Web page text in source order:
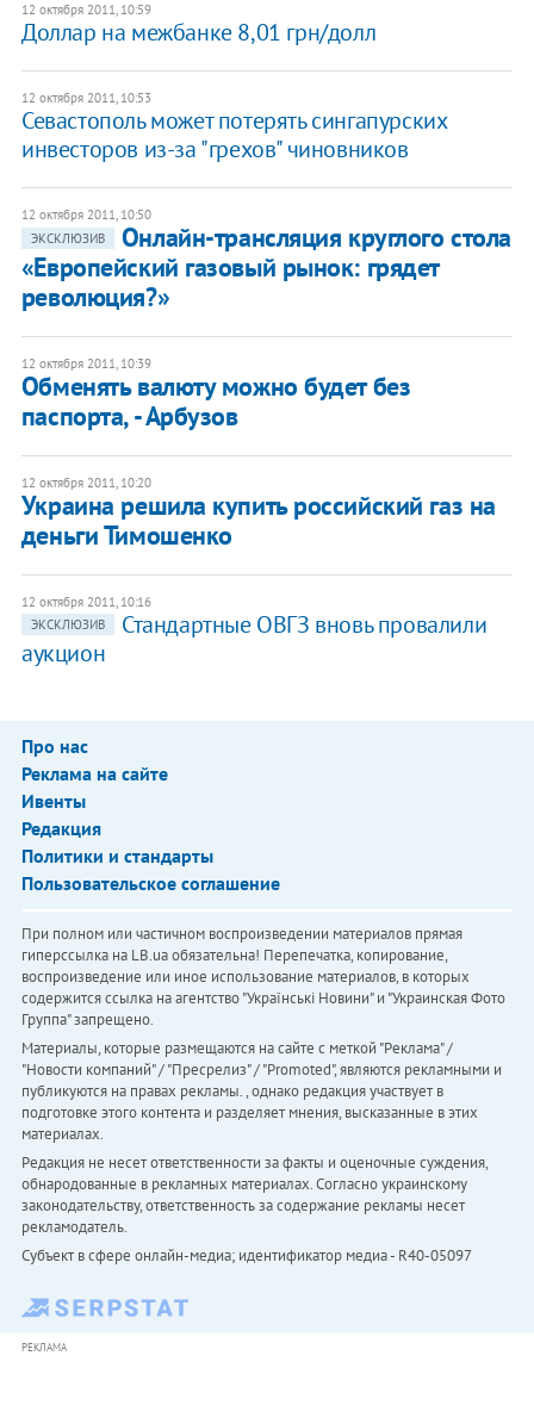
12 октября 2011, 10:59
Доллар на межбанке 8,01 грн/долл
12 октября 2011, 10:53
Севастополь может потерять сингапурских
инвесторов из-за "грехов" чиновников
12 октября 2011, 10:50
ЭКСКЛЮЗИВ
Онлайн-трансляция круглого стола
«Европейский газовый рынок: грядет
революция?»
12 октября 2011, 10:39
Обменять валюту можно будет без
паспорта, - Арбузов
12 октября 2011, 10:20
Украина решила купить российский газ на
деньги Тимошенко
12 октября 2011, 10:16
ЭКСКЛЮЗИВ
Стандартные ОВГЗ вновь провалили
аукцион
Про нас
Реклама на сайте
Ивенты
Редакция
Политики и стандарты
Пользовательское соглашение
При полном или частичном воспроизведении материалов прямая
гиперссылка на LB.ua обязательна! Перепечатка, копирование,
воспроизведение или иное использование материалов, в которых
содержится ссылка на агентство "Українськi Новини" и "Украинская Фото
Группа" запрещено.
Материалы, которые размещаются на сайте с меткой "Реклама" /
"Новости компаний" / "Пресрелиз" / "Promoted", являются рекламными и
публикуются на правах рекламы. , однако редакция участвует в
подготовке этого контента и разделяет мнения, высказанные в этих
материалах.
Редакция не несет ответственности за факты и оценочные суждения,
обнародованные в рекламных материалах. Согласно украинскому
законодательству, ответственность за содержание рекламы несет
рекламодатель.
Субъект в сфере онлайн-медиа; идентификатор медиа - R40-05097
РЕКЛАМА